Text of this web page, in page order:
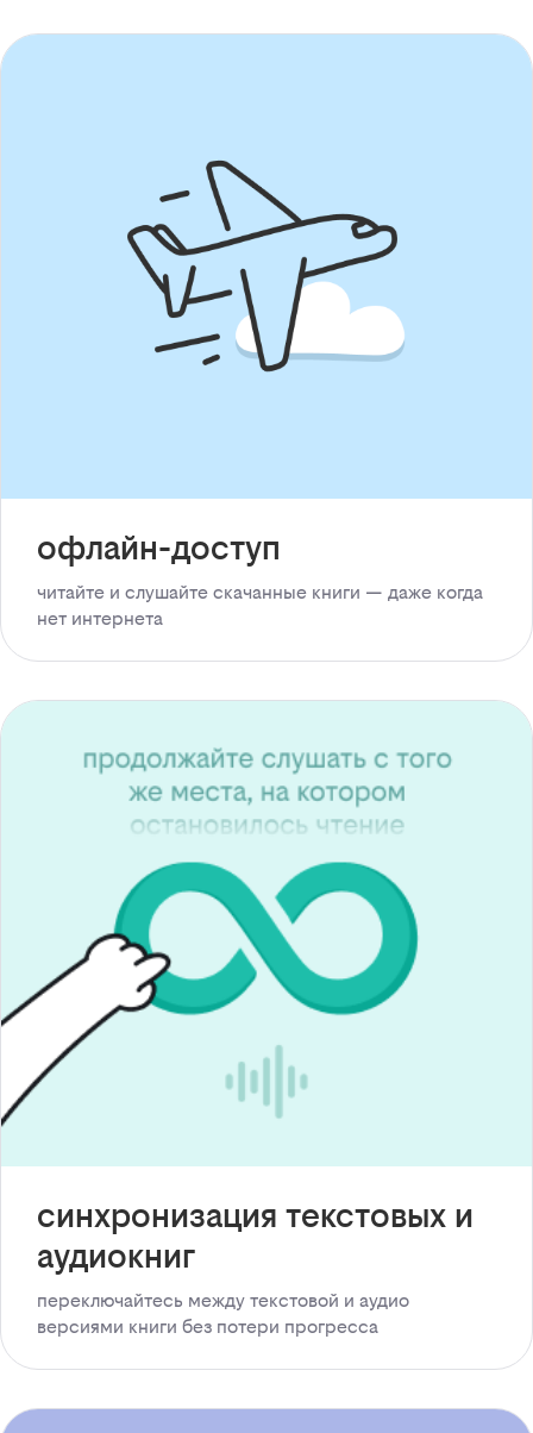
офлайн-доступ
читайте и слушайте скачанные книги — даже когда
нет интернета
синхронизация текстовых и
аудиокниг
переключайтесь между текстовой и аудио
версиями книги без потери прогресса